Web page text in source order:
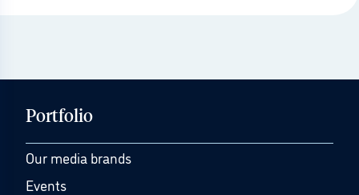
Portfolio
Our media brands
Events